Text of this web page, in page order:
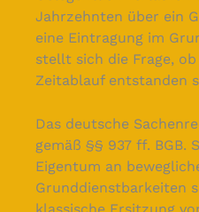
Jahrzehnten über ein
eine Eintragung im
stellt sich die Frage,
Zeitablauf entstanden
Das deutsche
gemäß §§ 937 ff. BGB.
Eigentum an
Grunddienstbarkeiten